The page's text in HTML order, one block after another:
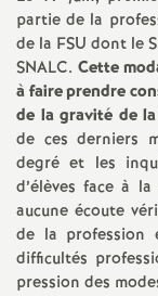
partie de la
de la FSU dont le
SNALC. Cette
à faire prendre
de la gravité de
de ces derniers
degré et les
d’élèves face à
aucune écoute
de la profession
difficultés
pression des